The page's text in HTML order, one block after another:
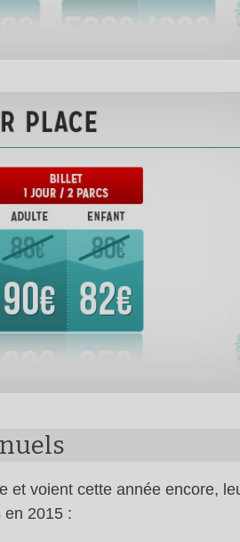
et voient cette année encore,
en 2015 :